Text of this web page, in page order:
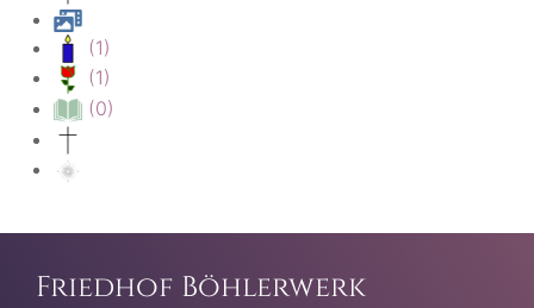
(1)
(1)
(0)
Friedhof Böhlerwerk